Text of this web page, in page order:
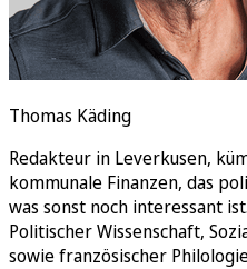
Thomas Käding
Redakteur in Leverkusen,
kommunale Finanzen, das
was sonst noch interessant
Politischer Wissenschaft,
sowie französischer